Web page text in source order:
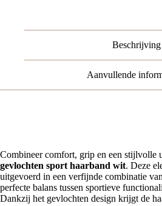
Beschrijving
Aanvullende
Combineer comfort, grip en een stijlvolle
gevlochten sport haarband wit. Deze
uitgevoerd in een verfijnde combinatie
perfecte balans tussen sportieve
Dankzij het gevlochten design krijgt de